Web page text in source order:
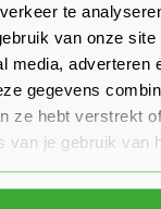
te
van onze site
media, adverteren
gegevens
ze hebt verstrekt
van je gebruik van
je nodig hebt
2026
van andere
helpt je om een
gebruiksgemak.